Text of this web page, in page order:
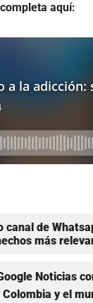
aquí:
canal de
más
Noticias
y el